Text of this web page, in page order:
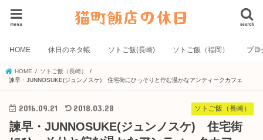
search
menu
HOME 休日のネタ帳 ソトご飯(長崎) ソトご飯（福岡） ブロ
HOME
ソトご飯（長崎）
諫早・JUNNOSUKE(ジュンノスケ) 住宅街にひっそりと佇む温かなアンティークカフェ
ソトご飯（長崎）
2016.09.21 2018.03.28
諫早・JUNNOSUKE(ジュンノスケ) 住宅街